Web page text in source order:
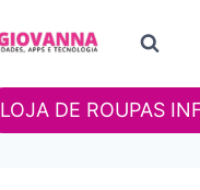
LOJA DE ROUPAS